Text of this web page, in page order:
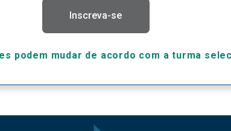
Inscreva-se
podem mudar de acordo com a turma